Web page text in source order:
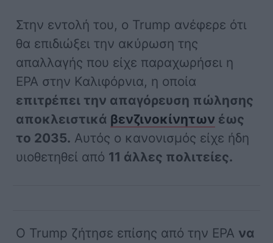
Στην εντολή του, ο Trump ανέφερε ότι
θα επιδιώξει την ακύρωση της
απαλλαγής που είχε παραχωρήσει η
EPA στην Καλιφόρνια, η οποία
επιτρέπει την απαγόρευση πώλησης
αποκλειστικά βενζινοκίνητων έως
το 2035. Αυτός ο κανονισμός είχε ήδη
υιοθετηθεί από 11 άλλες πολιτείες.
Ο Trump ζήτησε επίσης από την EPA να